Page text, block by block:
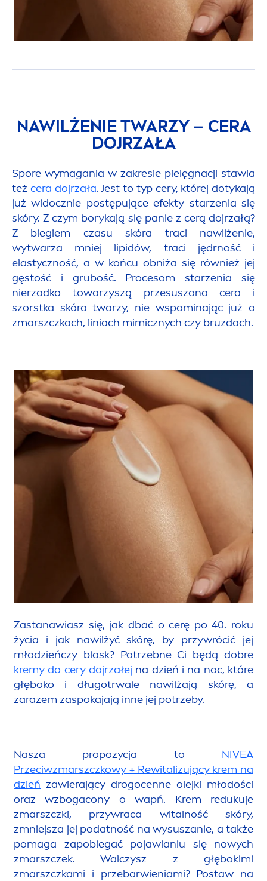
NAWILŻENIE TWARZY – CERA
DOJRZAŁA
Spore wymagania w zakresie pielęgnacji stawia
też cera dojrzała. Jest to typ cery, której dotykają
już widocznie postępujące efekty starzenia się
skóry. Z czym borykają się panie z cerą dojrzałą?
Z biegiem czasu skóra traci nawilżenie,
wytwarza mniej lipidów, traci jędrność i
elastyczność, a w końcu obniża się również jej
gęstość i grubość. Procesom starzenia się
nierzadko towarzyszą przesuszona cera i
szorstka skóra twarzy, nie wspominając już o
zmarszczkach, liniach mimicznych czy bruzdach.
Zastanawiasz się, jak dbać o cerę po 40. roku
życia i jak nawilżyć skórę, by przywrócić jej
młodzieńczy blask? Potrzebne Ci będą dobre
kremy do cery dojrzałej na dzień i na noc, które
głęboko i długotrwale nawilżają skórę, a
zarazem zaspokajają inne jej potrzeby.
Nasza propozycja to NIVEA
Przeciwzmarszczkowy + Rewitalizujący krem na
dzień zawierający drogocenne olejki młodości
oraz wzbogacony o wapń. Krem redukuje
zmarszczki, przywraca witalność skóry,
zmniejsza jej podatność na wysuszanie, a także
pomaga zapobiegać pojawianiu się nowych
zmarszczek. Walczysz z głębokimi
zmarszczkami i przebarwieniami? Postaw na